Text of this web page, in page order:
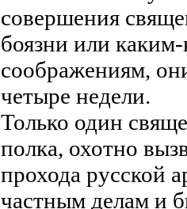
совершения
боязни или
соображениям,
четыре недели.
Только один
полка, охотно
прохода русской
частным делам и